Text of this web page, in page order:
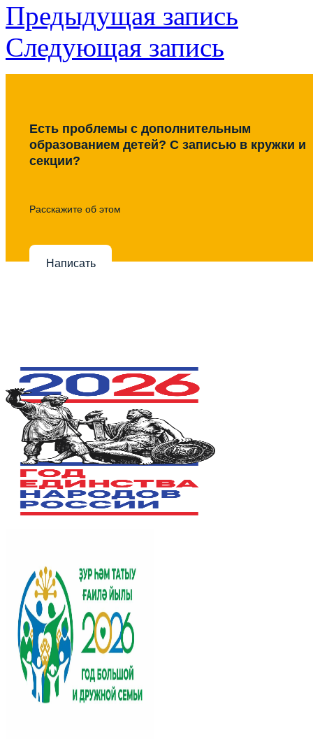
Предыдущая запись
Следующая запись
Есть проблемы с дополнительным
образованием детей? С записью в кружки и
секции?
Расскажите об этом
Написать